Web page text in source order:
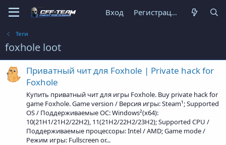
Вход Регистрация
Теги
foxhole loot
Приватный чит для Foxhole | Private hack for
Foxhole
Купить приватный чит для игры Foxhole. Buy private hack for
game Foxhole. Game version / Версия игры: Steam¹; Supported
OS / Поддерживаемые ОС: Windows²(x64):
10(21H1/21H2/22H2), 11(21H2/22H2/23H2); Supported CPU /
Поддерживаемые процессоры: Intel / AMD; Game mode /
Режим игры: Fullscreen or...